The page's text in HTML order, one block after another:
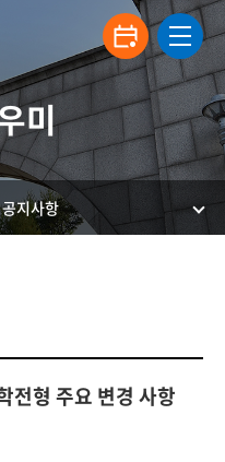
미
공지사항
전형 주요 변경 사항